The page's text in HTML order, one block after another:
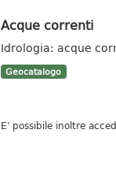
Acque correnti
Idrologia: acque
Geocatalogo
E' possibile inoltre